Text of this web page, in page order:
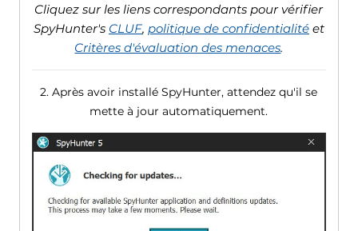
Cliquez sur les liens correspondants pour vérifier
SpyHunter's CLUF, politique de confidentialitéet
Critères d'évaluation des menaces.
2. Après avoir installé SpyHunter, attendez qu'il se
mette à jour automatiquement.